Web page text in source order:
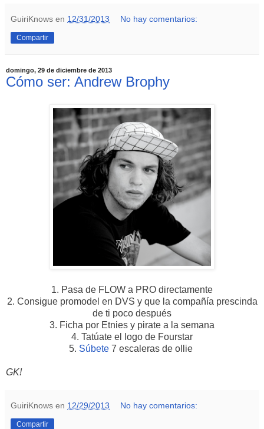
GuiriKnows en 12/31/2013 No hay comentarios:
Compartir
domingo, 29 de diciembre de 2013
Cómo ser: Andrew Brophy
1. Pasa de FLOW a PRO directamente
2. Consigue promodel en DVS y que la compañía prescinda
de ti poco después
3. Ficha por Etnies y pirate a la semana
4. Tatúate el logo de Fourstar
5. Súbete 7 escaleras de ollie
GK!
GuiriKnows en 12/29/2013 No hay comentarios:
Compartir